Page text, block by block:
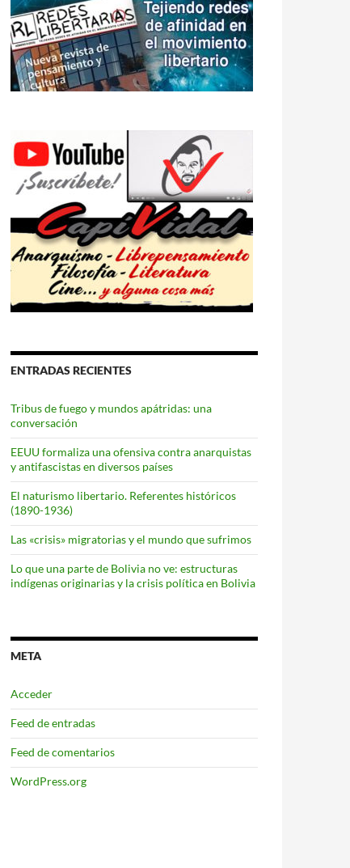
ENTRADAS RECIENTES
Tribus de fuego y mundos apátridas: una
conversación
EEUU formaliza una ofensiva contra anarquistas
y antifascistas en diversos países
El naturismo libertario. Referentes históricos
(1890-1936)
Las «crisis» migratorias y el mundo que sufrimos
Lo que una parte de Bolivia no ve: estructuras
indígenas originarias y la crisis política en Bolivia
META
Acceder
Feed de entradas
Feed de comentarios
WordPress.org